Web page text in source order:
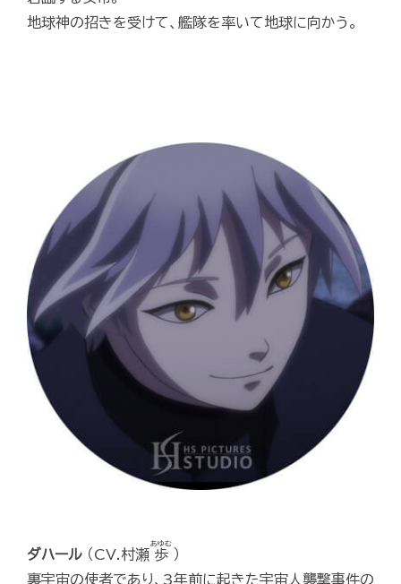
地球神の招きを受けて、艦隊を率いて地球に向かう。
ダハール （CV.村瀬 歩
あゆむ
）
裏宇宙の使者であり、3年前に起きた宇宙人襲撃事件の